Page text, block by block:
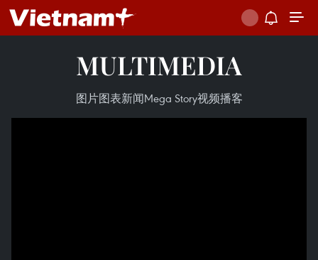
MULTIMEDIA
图片图表新闻Mega Story视频播客